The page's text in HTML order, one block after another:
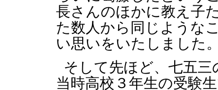
長さんのほかに教え子
た数人から同じような
い思いをいたしました
そして先ほど、七五
当時高校３年生の受験